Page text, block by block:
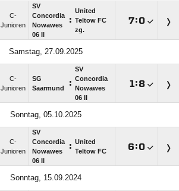
C-
Junioren
SV
Concordia
Nowawes
06 II
:
United
Teltow FC
zg.
:
Samstag, 27.09.2025
C-
Junioren
SG
Saarmund
:
SV
Concordia
Nowawes
06 II
:
Sonntag, 05.10.2025
C-
Junioren
SV
Concordia
Nowawes
06 II
: United
Teltow FC
:
Sonntag, 15.09.2024